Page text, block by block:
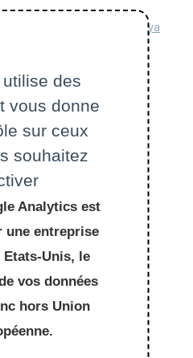
système téléphonique Avaya
opérateurs mobiles
4G/5G
des
vous donne
sur ceux
souhaitez
Analytics est
une entreprise
Etats-Unis, le
vos données
hors Union